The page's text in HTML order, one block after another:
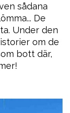
sådana
De
Under den
om de
bott där,